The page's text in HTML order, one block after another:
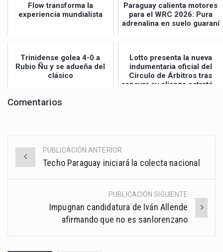
Flow transforma la
experiencia mundialista
Paraguay calienta motores
para el WRC 2026: Pura
adrenalina en suelo guaraní
Trinidense golea 4-0 a
Rubio Ñu y se adueña del
clásico
Lotto presenta la nueva
indumentaria oficial del
Círculo de Árbitros tras
renovar su alianza estraté...
Comentarios
Post
PUBLICACIÓN ANTERIOR
Techo Paraguay iniciará la colecta nacional
PUBLICACIÓN SIGUIENTE
Impugnan candidatura de Iván Allende
afirmando que no es sanlorenzano